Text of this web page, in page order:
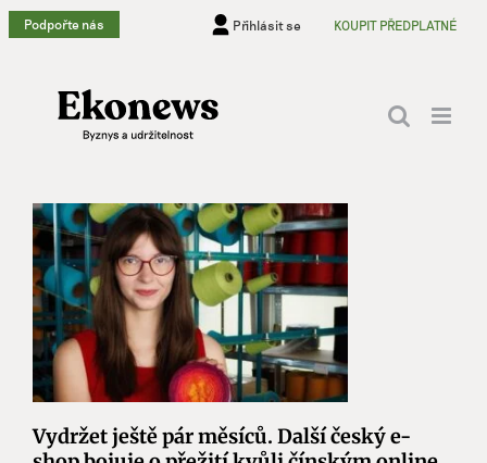
Přeskočit
na
Podpořte nás Přihlásit se KOUPIT PŘEDPLATNÉ
Vydržet ještě pár měsíců. Další český e-